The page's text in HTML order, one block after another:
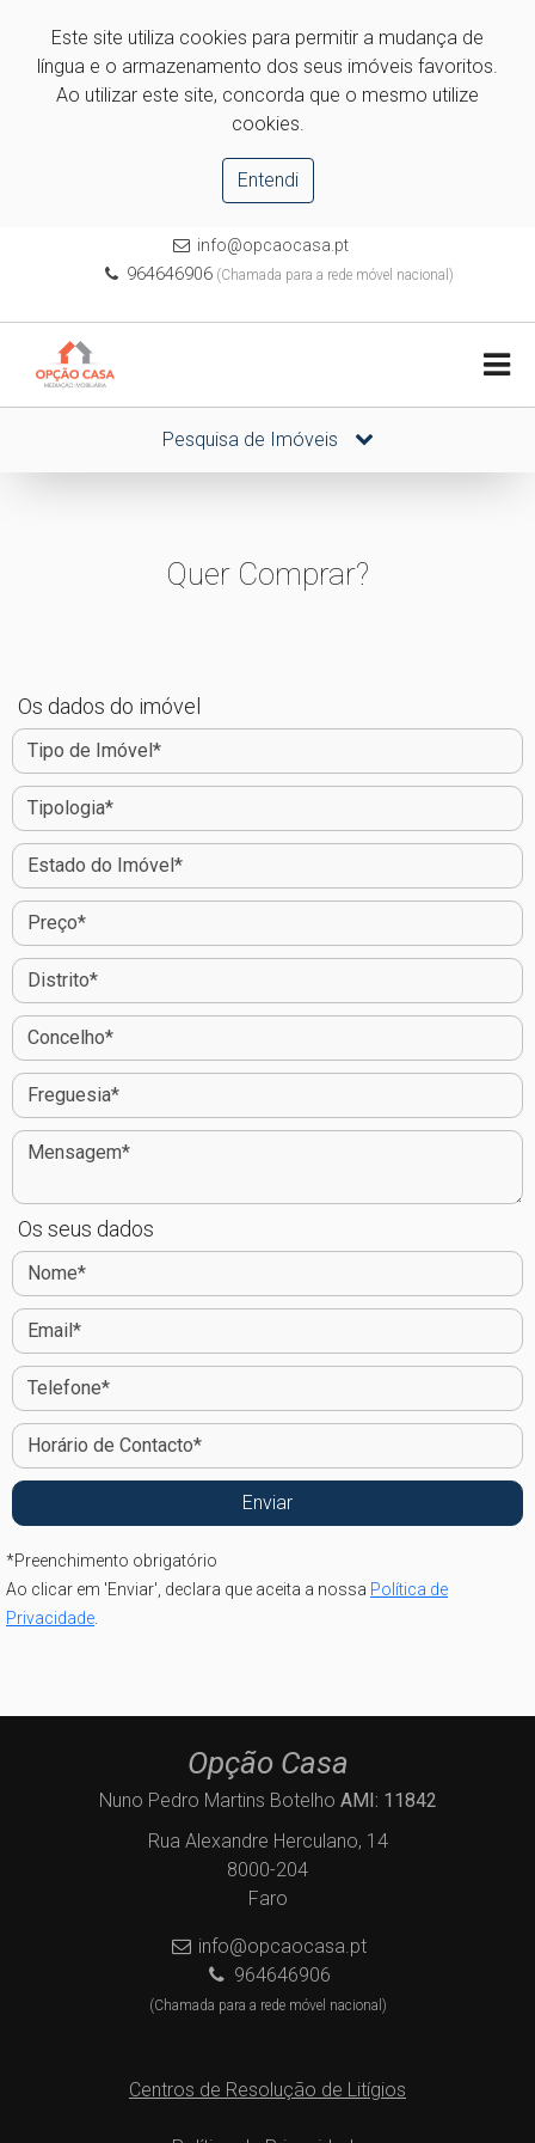
Este site utiliza cookies para permitir a mudança de
língua e o armazenamento dos seus imóveis favoritos.
Ao utilizar este site, concorda que o mesmo utilize
cookies.
Entendi
info@opcaocasa.pt
964646906 (Chamada para a rede móvel nacional)
Pesquisa de Imóveis
Quer Comprar?
Os dados do imóvel
Os seus dados
*Preenchimento obrigatório
Ao clicar em 'Enviar', declara que aceita a nossa Política de
Privacidade
Opção Casa
Nuno Pedro Martins Botelho AMI: 11842
Rua Alexandre Herculano, 14
8000-204
Faro
info@opcaocasa.pt
964646906
(Chamada para a rede móvel nacional)
Centros de Resolução de Litígios